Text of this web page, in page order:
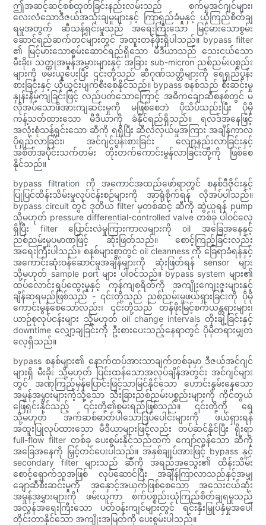
ဤအဆင့်ဆင့်စစ်ထုတ်ခြင်းနည်းလမ်းသည် စက်မှုအင်ဂျင်များ၊
လေးလံသောဒီဇယ်အသုံးချမှုများနှင့် ကြာရှည်ခံမှုနှင့် ယုံကြည်စိတ်ချ
ရမှုအတွက် ဆီသန့်ရှင်းမှုသည် အရေးကြီးသော မြင့်မားသောစွမ်း
ဆောင်ရည်ဆက်တင်များတွင် အထူးတန်ဖိုးရှိပါသည်။ bypass filter
၏ မြင့်မားသောစွမ်းဆောင်ရည်ရှိသော မီဒီယာသည် သေးငယ်သော
မီးခိုး၊ သတ္တုအမှုန်အမွှားများနှင့် အခြား sub-micron ညစ်ညမ်းပစ္စည်း
များကို ဖမ်းယူပေးပြီး ၎င်းတို့သည် ဆီဂုဏ်သတ္တိများကို ရေရှည်ပွန်း
စားခြင်းနှင့် ယိုယွင်းပျက်စီးစေနိုင်သည်။ bypass စနစ်သည် စီးဆင်းမှု
နှုန်းနိမ့်ကျခြင်းဖြင့် လည်ပတ်သောကြောင့် အဓိကချောဆီစနစ်တွင် မ
လိုအပ်သောဖိအားကျဆင်းမှုကို မဖြစ်စေဘဲ ပိုသိပ်သည်းပြီး ပိုမို
ကန့်သတ်ထားသော မီဒီယာကို ခံနိုင်ရည်ရှိသည်။ ရလဒ်အနေဖြင့်
အလုံးစုံသန့်ရှင်းသော ဆီကို ရရှိပြီး ဆီလဲလှယ်မှုအကြား အချိန်ကာလ
ပိုရှည်လာခြင်း၊ အင်ဂျင်ပွန်းစားခြင်း လျော့နည်းလာခြင်းနှင့်
အစိတ်အပိုင်းသက်တမ်း တိုးတက်ကောင်းမွန်လာခြင်းတို့ကို ဖြစ်စေ
နိုင်သည်။
bypass filtration ကို အကောင်အထည်ဖော်ရာတွင် စနစ်ဒီဇိုင်းနှင့်
ပြုပြင်ထိန်းသိမ်းမှုလုပ်ငန်းစဉ်များကို အာရုံစိုက်ရန် လိုအပ်ပါသည်။
bypass circuit တွင် ဒုတိယ filter မှတစ်ဆင့် ဆီကို ဆွဲယူရန် pump
သို့မဟုတ် pressure differential-controlled valve တစ်ခု ပါဝင်လေ့
ရှိပြီး filter ပြောင်းလဲမှုကြားကာလများကို oil အခြေအနေနှင့်
ညစ်ညမ်းမှုပမာဏဖြင့် ဆုံးဖြတ်သည်။ စောင့်ကြည့်ခြင်းလည်း
အရေးကြီးပါသည်။ စနစ်များစွာတွင် oil cleanness ကို ခြေရာခံရန်နှင့်
အကောင်းဆုံးဝန်ဆောင်မှုအချိန်များကို ဆုံးဖြတ်ရန် sensor များ
သို့မဟုတ် sample port များ ပါဝင်သည်။ bypass system များ၏
ထပ်လောင်းရှုပ်ထွေးမှုနှင့် ကုန်ကျစရိတ်ကို အကျိုးကျေးဇူးများနှင့်
ချိန်ဆရမည်ဖြစ်သည် - ၎င်းတို့သည် ညစ်ညမ်းမှုဖယ်ရှားခြင်းကို ပိုမို
ကောင်းမွန်စေသော်လည်း၊ ၎င်းတို့သည် တန်ဖိုးမြင့်စက်ယန္တရားများ၊
ယာဉ်စုလုပ်ငန်းများ သို့မဟုတ် oil change intervals တိုးချဲ့ခြင်းနှင့်
downtime လျှော့ချခြင်းကို ဦးစားပေးသည့်နေရာတွင် ပိုမိုတရားမျှတ
လေ့ရှိသည်။
bypass စနစ်များ၏ နောက်ထပ်အားသာချက်တစ်ခုမှာ ဒီဇယ်အင်ဂျင်
များရှိ မီးခိုး သို့မဟုတ် ပြင်းထန်သောအလုပ်ချိန်အတွင်း အင်ဂျင်များ
တွင် အဏုကြည့်မှန်ပြောင်းဖြင့်သာမြင်နိုင်သော ဟောင်းနွမ်းနေသော
အမှုန်အမွှားများကဲ့သို့သော သီးခြားညစ်ညမ်းပစ္စည်းများကို ကိုင်တွယ်
ဖြေရှင်းနိုင်သည့် ၎င်းတို့၏စွမ်းရည်ဖြစ်သည်။ ၎င်းတို့ကို ရေ
သို့မဟုတ် အက်ဆစ်ဓာတ်ပါသောဒြပ်ပေါင်းများကို ဖယ်ရှားရန်
အထူးပြုလုပ်ထားသော မီဒီယာများဖြင့်လည်း တပ်ဆင်နိုင်ပြီး ရိုးရာ
full-flow filter တစ်ခု ပေးစွမ်းနိုင်သည်ထက် ကျော်လွန်သော ဆီကို
အခြေအနေကို မြှင့်တင်ပေးပါသည်။ အနှစ်ချုပ်အားဖြင့် bypass နှင့်
secondary filter များသည် ဆီကို အရည်အသွေး၏ ထိန်းသိမ်း
စောင့်ရှောက်သူအဖြစ် လုပ်ဆောင်ပြီး အချိန်ကြာလာသည်နှင့်အမျှ
ချောဆီစီးဆင်းမှုကို အနှောင့်အယှက်ဖြစ်စေသော အသေးငယ်ဆုံး
အမှုန်အမွှားများကို ဖမ်းယူကာ စက်ပစ္စည်းယုံကြည်စိတ်ချရမှုသည်
အလွန်အရေးကြီးသော ပတ်ဝန်းကျင်များတွင် ရင်းနှီးမြှုပ်နှံမှုအပေါ်
တိုင်းတာနိုင်သော အကျိုးအမြတ်ကို ပေးစွမ်းပါသည်။